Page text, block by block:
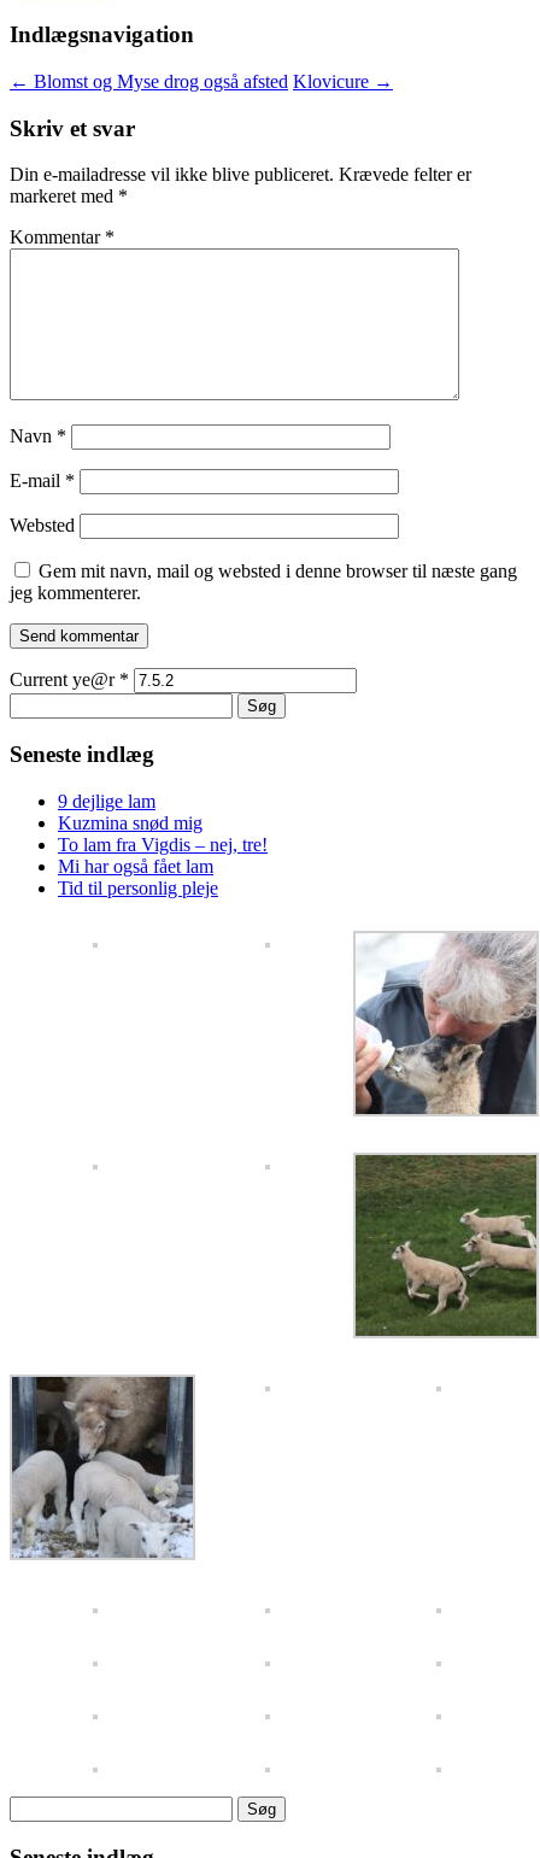
Indlægsnavigation
← Blomst og Myse drog også afsted Klovicure →
Skriv et svar
Din e-mailadresse vil ikke blive publiceret. Krævede felter er
markeret med *
Kommentar *
Navn *
E-mail *
Websted
Gem mit navn, mail og websted i denne browser til næste gang
jeg kommenterer.
Current ye@r *
efter:
Seneste indlæg
9 dejlige lam
Kuzmina snød mig
To lam fra Vigdis – nej, tre!
Mi har også fået lam
Tid til personlig pleje
efter: